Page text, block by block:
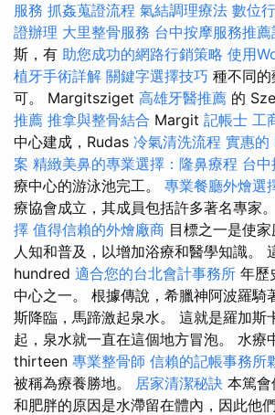
服務 抓姦蒐證流程 氣結調理療法 數位
證辦理 大里整骨服務 台中按摩服務推薦
斯，有 助您成功的網路行銷策略 使用
植牙手術詳解 關鍵字選擇技巧 種不同
可。 Margitsziget 高雄牙醫推薦 的
推薦 推拿與整骨結合 Margit 記帳士 工
中心建成，Rudas 冷氣清洗流程 實惠
案 精緻美鼻的專業選擇：隆鼻療程 台
療中心的游泳池完工。 專業餐廳外燴選
療協會成立，其成員包括許多著名專家。
擇 值得信賴的外燴廠商 目標之一是使
人知和普及，以增加浴療和醫學知識。
hundred 適合您的台北會計事務所 年歷
中心之一。 根據傳說，希臘神阿波羅騎
斯降臨，馬蹄激起泉水。 這就是羅加斯
起，泉水就一直在這個地方冒泡。 水療
thirteen 專業整骨師 信賴的記帳事務所
被稱為療養勝地。 居家清潔秘訣 本篤會
和肥胖的原因是水滯留在體內，因此他